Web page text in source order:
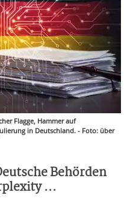
Flagge, Hammer auf
in Deutschland. - Foto: über
Behörden
...